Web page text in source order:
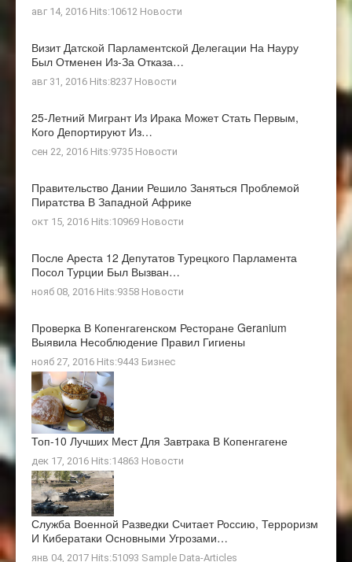
авг 14, 2016 Hits:10612 Новости
Визит Датской Парламентской Делегации На Науру
Был Отменен Из-За Отказа…
авг 31, 2016 Hits:8237 Новости
25-Летний Мигрант Из Ирака Может Стать Первым,
Кого Депортируют Из…
сен 22, 2016 Hits:9735 Новости
Правительство Дании Решило Заняться Проблемой
Пиратства В Западной Африке
окт 15, 2016 Hits:10969 Новости
После Ареста 12 Депутатов Турецкого Парламента
Посол Турции Был Вызван…
нояб 08, 2016 Hits:9358 Новости
Проверка В Копенгагенском Ресторане Geranium
Выявила Несоблюдение Правил Гигиены
нояб 27, 2016 Hits:9443 Бизнес
Топ-10 Лучших Мест Для Завтрака В Копенгагене
дек 17, 2016 Hits:14863 Новости
Служба Военной Разведки Считает Россию, Терроризм
И Кибератаки Основными Угрозами…
янв 04, 2017 Hits:51093 Sample Data-Articles